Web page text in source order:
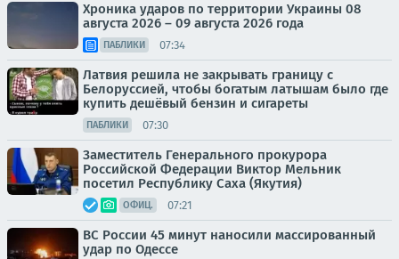
Хроника ударов по территории Украины 08
августа 2026 – 09 августа 2026 года
ПАБЛИКИ 07:34
Латвия решила не закрывать границу с
Белоруссией, чтобы богатым латышам было где
купить дешёвый бензин и сигареты
ПАБЛИКИ 07:30
Заместитель Генерального прокурора
Российской Федерации Виктор Мельник
посетил Республику Саха (Якутия)
ОФИЦ. 07:21
ВС России 45 минут наносили массированный
удар по Одессе